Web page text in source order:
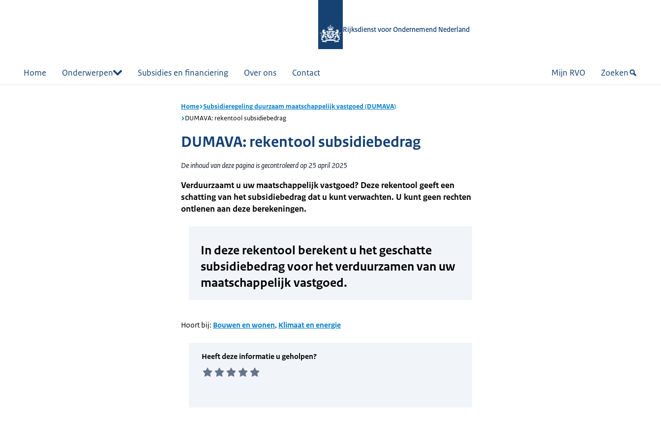
Rijksdienst voor Ondernemend Nederland
Home Onderwerpen Subsidies en financiering Over ons Contact Mijn RVO Zoeken
Home Subsidieregeling duurzaam maatschappelijk vastgoed (DUMAVA)
DUMAVA: rekentool subsidiebedrag
DUMAVA: rekentool subsidiebedrag
De inhoud van deze pagina is gecontroleerd op 25 april 2025
Verduurzaamt u uw maatschappelijk vastgoed? Deze rekentool geeft een
schatting van het subsidiebedrag dat u kunt verwachten. U kunt geen rechten
ontlenen aan deze berekeningen.
Hoort bij: Bouwen en wonen, Klimaat en energie